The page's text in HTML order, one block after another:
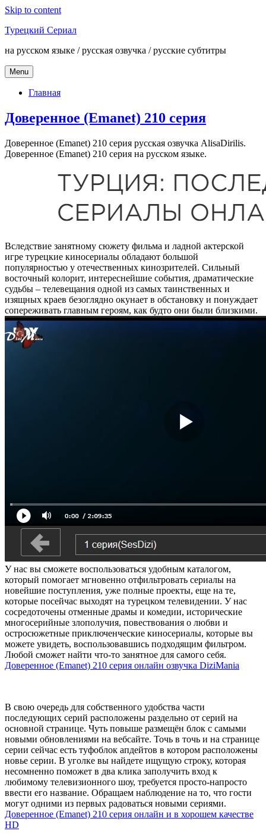
Skip to content
Турецкий Сериал
на русском языке / русская озвучка / русские субтитры
Menu
Главная
Доверенное (Emanet) 210 серия
Доверенное (Emanet) 210 серия русская озвучка AlisaDirilis.
Доверенное (Emanet) 210 серия на русском языке.
Вследствие занятному сюжету фильма и ладной актерской
игре турецкие киносериалы обладают большой
популярностью у отечественных кинозрителей. Сильный
восточный колорит, интереснейшие события, драматические
судьбы – телевещания одной из самых таинственных и
изящных краев безоглядно окунает в обстановку и понуждает
сопереживать главным героям, как будто они были близкими.
У нас вы сможете воспользоваться удобным каталогом,
который помогает мгновенно отфильтровать сериалы на
новейшие поступления, уже полные проекты, еще на те,
которые посейчас выходят на турецком телевидении. У нас
сосредоточены отменные драмы и комедии, исторические
многосерийные злополучия, повествования о любви и
остросюжетные приключенческие киносериалы, которые вы
можете увидеть, воспользовавшись подходящим фильтром.
Любой сможет найти что-то занятное для самого себя.
Доверенное (Emanet) 210 серия онлайн озвучка DiziMania
В свою очередь для собственного удобства части
последующих серий расположены раздельно от серий на
основной странице. Чуть повыше размещён блок с самыми
новыми обновлениями на вебсайте. Точь в точь и на странице
серии сейчас есть туфоблок апдейтов в котором расположены
новье серии. В уголке вы найдете ищущую строку, которая
несомненно поможет в два клика заполучить вход к
любимому телевизионного шоу, требуется просто-напросто
ввести его название. Обращаем наблюдение на то, что гости
могут одними из первых радоваться новыми сериями.
Доверенное (Emanet) 210 серия онлайн и в хорошем качестве
HD